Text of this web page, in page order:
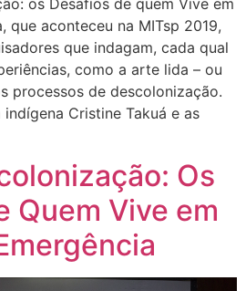
que aconteceu na MITsp 2019,
que indagam, cada qual
como a arte lida – ou
processos de descolonização.
Cristine Takuá e as
Os
Quem Vive em